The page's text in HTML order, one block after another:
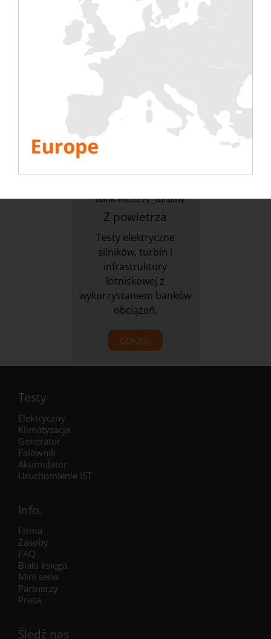
Ropa i gaz
Testy generatorów lub
kopalń
ODKRYJ
awaryjnych i falowników
z wynajętymi bankami
obciążeń.
Z powietrza
Testy elektryczne
silników, turbin i
infrastruktury
lotniskowej z
wykorzystaniem banków
obciążeń.
ODKRYJ
Testy
Elektryczny
Klimatyzacja
Generator
Falownik
Akumulator
Uruchomienie IST
Info.
Firma
Zasoby
FAQ
Biała księga
Mini seria
Partnerzy
Prasa
Śledź nas